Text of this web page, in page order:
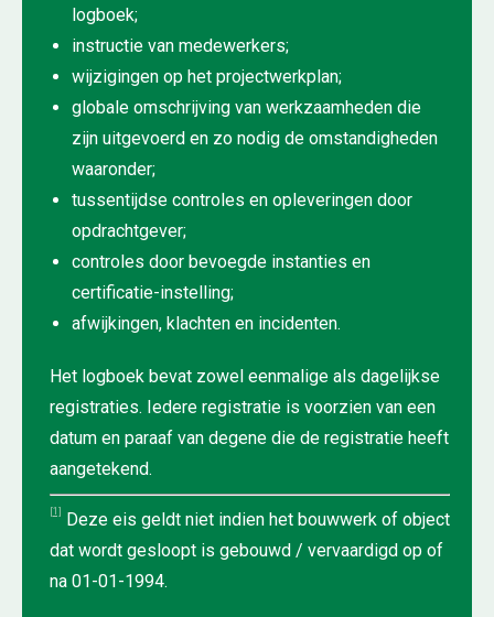
logboek;
instructie van medewerkers;
wijzigingen op het projectwerkplan;
globale omschrijving van werkzaamheden die
zijn uitgevoerd en zo nodig de omstandigheden
waaronder;
tussentijdse controles en opleveringen door
opdrachtgever;
controles door bevoegde instanties en
certificatie-instelling;
afwijkingen, klachten en incidenten.
Het logboek bevat zowel eenmalige als dagelijkse
registraties. Iedere registratie is voorzien van een
datum en paraaf van degene die de registratie heeft
aangetekend.
[1]
Deze eis geldt niet indien het bouwwerk of object
dat wordt gesloopt is gebouwd / vervaardigd op of
na 01-01-1994.